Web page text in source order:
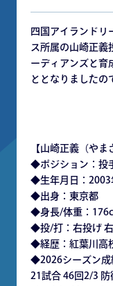
四国アイランドリ
ス所属の⼭崎正義
ーディアンズと育
ととなりましたの
【⼭崎正義（やま
◆ポジション：投
◆⽣年⽉⽇：2003
◆出⾝：東京都
◆⾝⻑/体重：
◆投/打：右投げ
◆経歴：紅葉川⾼
◆2026シーズン成
21試合 46回2/3